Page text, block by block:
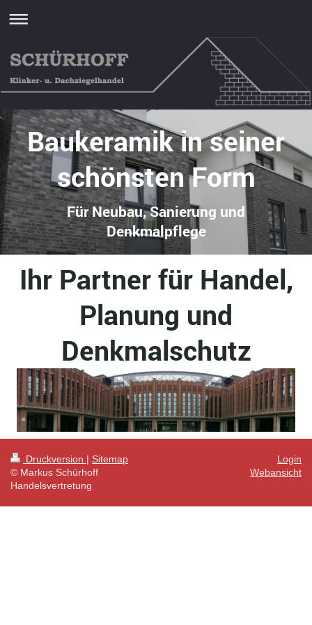
Baukeramik in seiner
schönsten Form
Für Neubau, Sanierung und
Denkmalpflege
Ihr Partner für Handel,
Planung und
Denkmalschutz
Druckversion | Sitemap
© Markus Schürhoff
Handelsvertretung
Login
Webansicht